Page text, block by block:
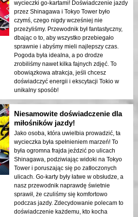
wycieczki go-kartami! Doświadczenie jazdy
przez Shinagawa i Tokyo Tower było
czymś, czego nigdy wcześniej nie
przeżyliśmy. Przewodnik był fantastyczny,
dbając o to, aby wszystko przebiegało
sprawnie i abyśmy mieli najlepszy czas.
Pogoda była idealna, a po drodze
zrobiliśmy nawet kilka fajnych zdjęć. To
obowiązkowa atrakcja, jeśli chcesz
doświadczyć energii i ekscytacji Tokio w
unikalny sposób!
Niesamowite doświadczenie dla
miłośników jazdy!
Jako osoba, która uwielbia prowadzić, ta
wycieczka była spełnieniem marzeń! To
była ogromna frajda jeździć po ulicach
Shinagawa, podziwiając widoki na Tokyo
Tower i poruszając się po zatłoczonych
ulicach. Go-karty były łatwe w obsłudze, a
nasz przewodnik naprawdę świetnie
sprawił, że czuliśmy się komfortowo
podczas jazdy. Zdecydowanie polecam to
doświadczenie każdemu, kto kocha